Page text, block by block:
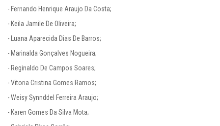
- Fernando Henrique Araujo Da Costa;
- Keila Jamile De Oliveira;
- Luana Aparecida Dias De Barros;
- Marinalda Gonçalves Nogueira;
- Reginaldo De Campos Soares;
- Vitoria Cristina Gomes Ramos;
- Weisy Synnddel Ferreira Araujo;
- Karen Gomes Da Silva Mota;